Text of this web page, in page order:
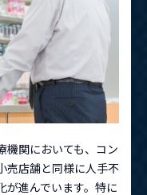
機関においても、コン
売店舗と同様に人手不
が進んでいます。特に